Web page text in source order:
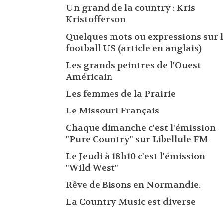
Un grand de la country : Kris
Kristofferson
Quelques mots ou expressions sur
football US (article en anglais)
Les grands peintres de l'Ouest
Américain
Les femmes de la Prairie
Le Missouri Français
Chaque dimanche c'est l'émission
"Pure Country" sur Libellule FM
Le Jeudi à 18h10 c'est l'émission
"Wild West"
Rêve de Bisons en Normandie.
La Country Music est diverse